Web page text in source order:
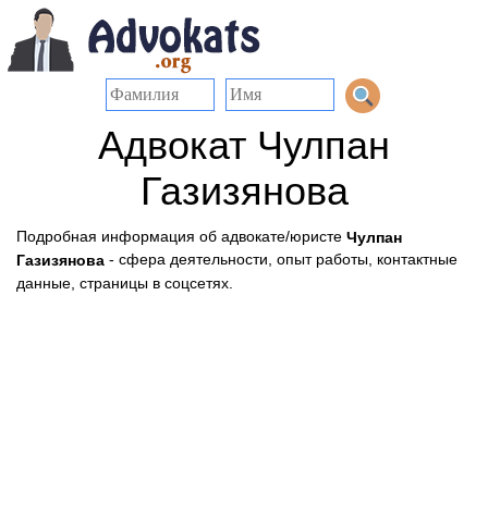
Адвокат Чулпан
Газизянова
Подробная информация об адвокате/юристе Чулпан
Газизянова - сфера деятельности, опыт работы, контактные
данные, страницы в соцсетях.